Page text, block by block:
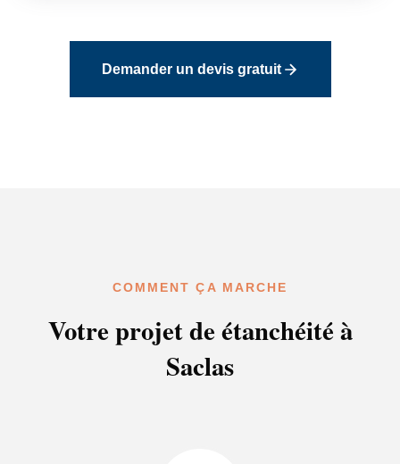
Demander un devis gratuit
COMMENT ÇA MARCHE
Votre projet de étanchéité à
Saclas